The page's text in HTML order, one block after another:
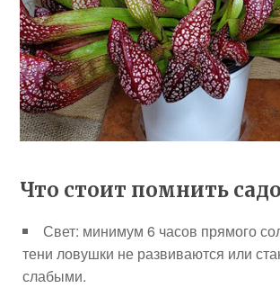
Что стоит помнить
Свет: минимум 6 часов прямого
тени ловушки не развиваются или
слабыми.